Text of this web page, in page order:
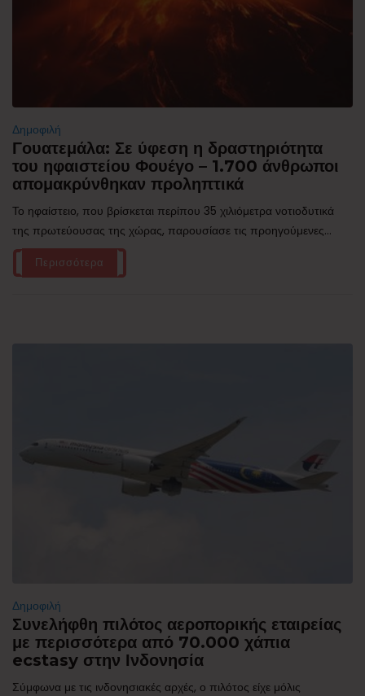
Δημοφιλή
Γουατεμάλα: Σε ύφεση η δραστηριότητα
του ηφαιστείου Φουέγο – 1.700 άνθρωποι
απομακρύνθηκαν προληπτικά
Το ηφαίστειο, που βρίσκεται περίπου 35 χιλιόμετρα νοτιοδυτικά
της πρωτεύουσας της χώρας, παρουσίασε τις προηγούμενες...
Περισσότερα
Δημοφιλή
Συνελήφθη πιλότος αεροπορικής εταιρείας
με περισσότερα από 70.000 χάπια
ecstasy στην Ινδονησία
Σύμφωνα με τις ινδονησιακές αρχές, ο πιλότος είχε μόλις